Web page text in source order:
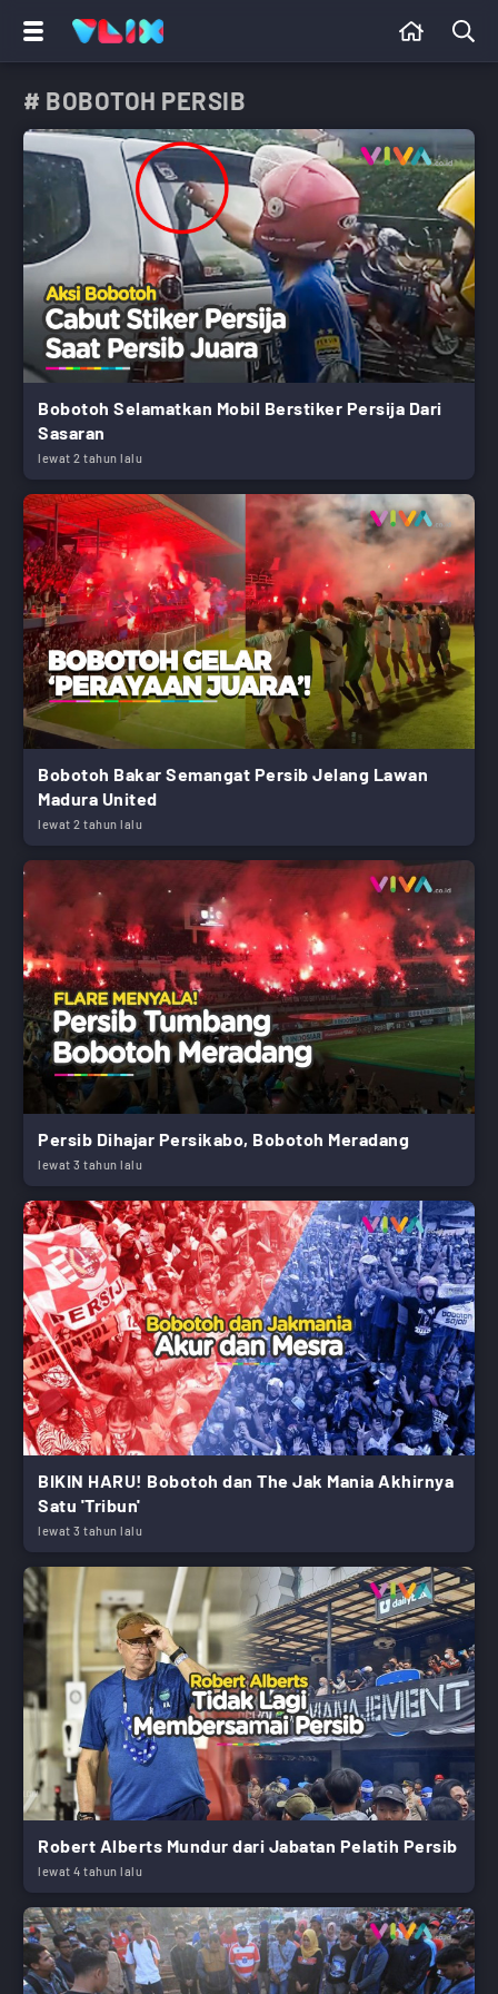
# BOBOTOH PERSIB
Bobotoh Selamatkan Mobil Berstiker Persija Dari
Sasaran
lewat 2 tahun lalu
Bobotoh Bakar Semangat Persib Jelang Lawan
Madura United
lewat 2 tahun lalu
Persib Dihajar Persikabo, Bobotoh Meradang
lewat 3 tahun lalu
BIKIN HARU! Bobotoh dan The Jak Mania Akhirnya
Satu 'Tribun'
lewat 3 tahun lalu
Robert Alberts Mundur dari Jabatan Pelatih Persib
lewat 4 tahun lalu